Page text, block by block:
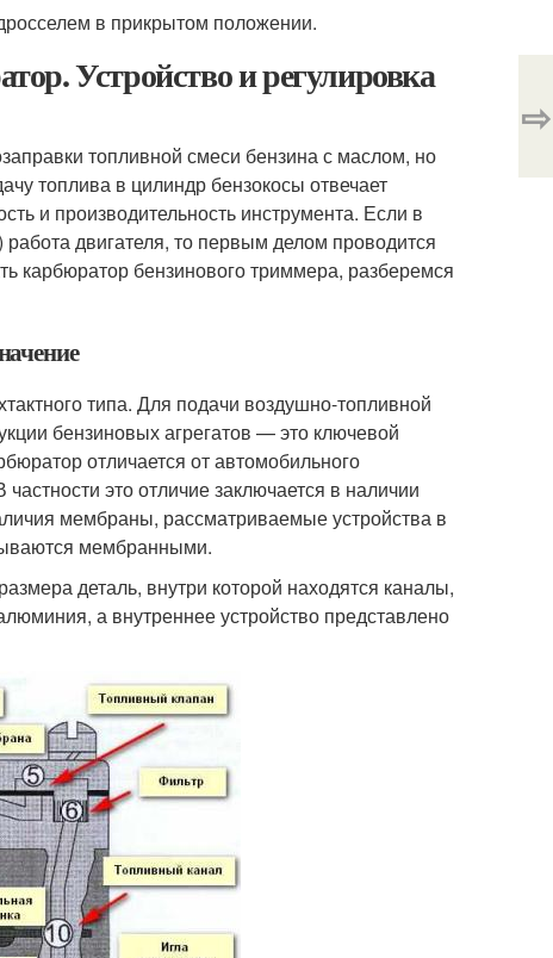
в прикрытом положении.
Устройство и регулировка
топливной смеси бензина с маслом, но
топлива в цилиндр бензокосы отвечает
и производительность инструмента. Если в
двигателя, то первым делом проводится
карбюратор бензинового триммера, разберемся
типа. Для подачи воздушно-топливной
бензиновых агрегатов — это ключевой
отличается от автомобильного
это отличие заключается в наличии
мембраны, рассматриваемые устройства в
мембранными.
деталь, внутри которой находятся каналы,
а внутреннее устройство представлено
⇨